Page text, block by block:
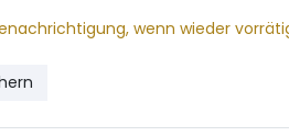
wenn wieder